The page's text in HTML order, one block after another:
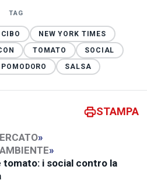
TAG
CIBO
NEW YORK TIMES
TOMATO
SOCIAL
POMODORO SALSA
STAMPA
»
»
tomato: i social contro la